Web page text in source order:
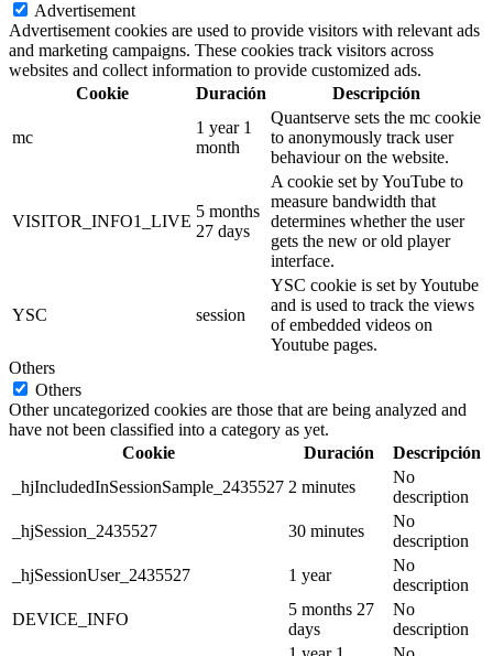
Advertisement
Advertisement cookies are used to provide visitors with relevant ads
and marketing campaigns. These cookies track visitors across
websites and collect information to provide customized ads.
Cookie
Duración Descripción
mc
1 year 1
month
Quantserve sets the mc cookie
to anonymously track user
behaviour on the website.
VISITOR_INFO1_LIVE
5 months
27 days
A cookie set by YouTube to
measure bandwidth that
determines whether the user
gets the new or old player
interface.
YSC session
YSC cookie is set by Youtube
and is used to track the views
of embedded videos on
Youtube pages.
Others
Others
Other uncategorized cookies are those that are being analyzed and
have not been classified into a category as yet.
Cookie
Duración
Descripción
_hjIncludedInSessionSample_2435527 2 minutes
No
description
_hjSession_2435527
30 minutes
No
description
_hjSessionUser_2435527
1 year
No
description
DEVICE_INFO
5 months 27
days
No
description